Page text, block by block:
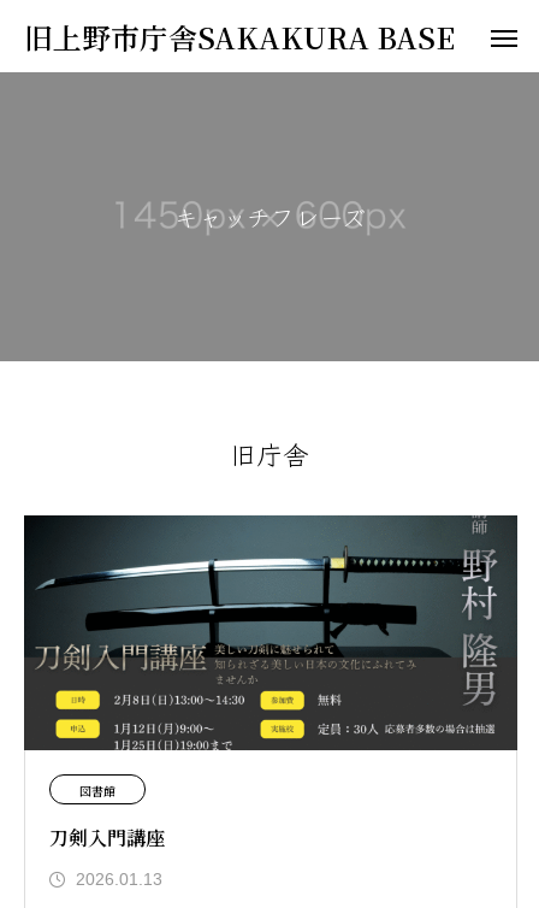
旧上野市庁舎SAKAKURA BASE
キャッチフ レーズ
旧庁舎
図書館
刀剣入門講座
2026.01.13